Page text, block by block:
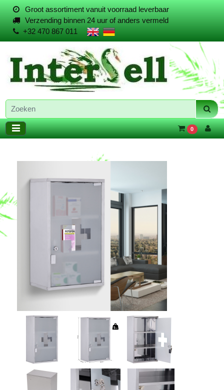
Groot assortiment vanuit voorraad leverbaar
Verzending binnen 24 uur of anders vermeld
+32 470 867 011
0